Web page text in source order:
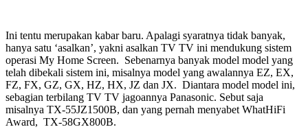
Ini tentu merupakan kabar baru. Apalagi syaratnya tidak banyak,
hanya satu ‘asalkan’, yakni asalkan TV TV ini mendukung sistem
operasi My Home Screen. Sebenarnya banyak model model yang
telah dibekali sistem ini, misalnya model yang awalannya EZ, EX,
FZ, FX, GZ, GX, HZ, HX, JZ dan JX. Diantara model model ini,
sebagian terbilang TV TV jagoannya Panasonic. Sebut saja
misalnya TX-55JZ1500B, dan yang pernah menyabet WhatHiFi
Award, TX-58GX800B.